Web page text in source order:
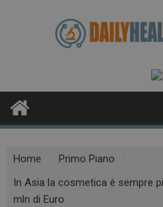
Home
Primo Piano
In Asia la cosmetica è sempre
mln di Euro